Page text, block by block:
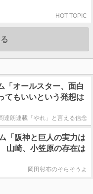
HOT TOPIC
「オールスター、面白
てもいいという発想は
達朗連載「やれ」と言える信念
「阪神と巨人の実力は
山崎、小笠原の存在は
岡田彰布のそらそうよ